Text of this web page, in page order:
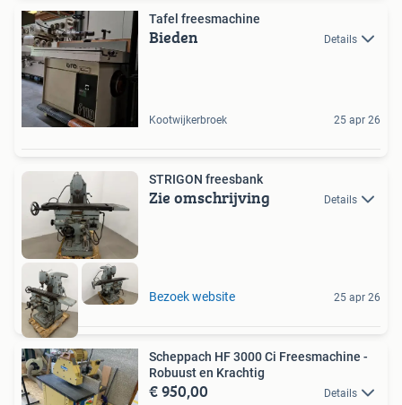
Tafel freesmachine
Bieden Details
Kootwijkerbroek 25 apr 26
STRIGON freesbank
Zie omschrijving Details
Bezoek website 25 apr 26
Scheppach HF 3000 Ci Freesmachine -
Robuust en Krachtig
€ 950,00 Details